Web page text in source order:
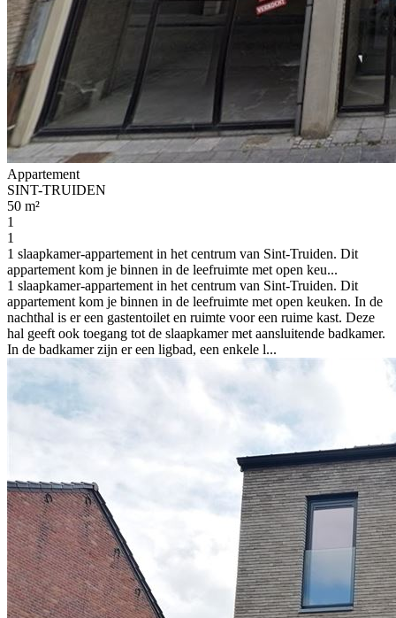
Appartement
SINT-TRUIDEN
50 m²
1
1
1 slaapkamer-appartement in het centrum van Sint-Truiden. Dit
appartement kom je binnen in de leefruimte met open keu...
1 slaapkamer-appartement in het centrum van Sint-Truiden. Dit
appartement kom je binnen in de leefruimte met open keuken. In de
nachthal is er een gastentoilet en ruimte voor een ruime kast. Deze
hal geeft ook toegang tot de slaapkamer met aansluitende badkamer.
In de badkamer zijn er een ligbad, een enkele l...